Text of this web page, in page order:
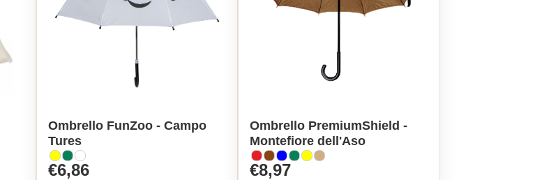
Ombrello FunZoo - Campo
Tures
€6,86
Ombrello PremiumShield -
Montefiore dell'Aso
€8,97